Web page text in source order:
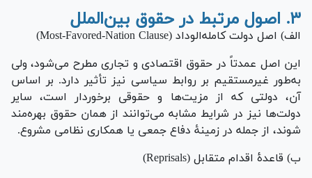
۳. اصول مرتبط در حقوق بین‌الملل
الف) اصل دولت کامله‌الوداد (Most-Favored-Nation Clause)
این اصل عمدتاً در حقوق اقتصادی و تجاری مطرح می‌شود، ولی
به‌طور غیرمستقیم بر روابط سیاسی نیز تأثیر دارد. بر اساس
آن، دولتی که از مزیت‌ها و حقوقی برخوردار است، سایر
دولت‌ها نیز در شرایط مشابه می‌توانند از همان حقوق بهره‌مند
شوند، از جمله در زمینۀ دفاع جمعی یا همکاری نظامی مشروع.
ب) قاعدۀ اقدام متقابل (Reprisals)